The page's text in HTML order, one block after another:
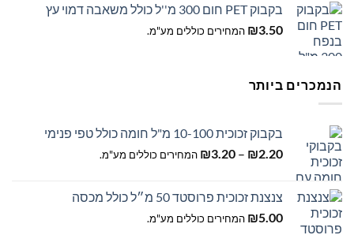
בקבוק PET חום 300 מ''ל כולל משאבה דמוי עץ
₪3.50 המחירים כוללים מע"מ.
הנמכרים ביותר
בקבוק זכוכית 10-100 מ"ל חומה כולל טפי פנימי
₪2.20
–
₪3.20
טווח
עד
המחירים כוללים מע"מ.
צנצנת זכוכית פרוסטד 50 מ״ל כולל מכסה
₪5.00 המחירים כוללים מע"מ.